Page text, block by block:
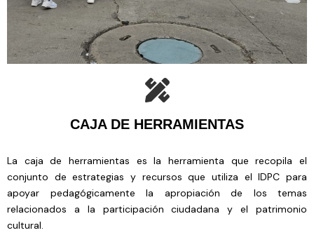
CAJA DE HERRAMIENTAS
La caja de herramientas es la herramienta que recopila el
conjunto de estrategias y recursos que utiliza el IDPC para
apoyar pedagógicamente la apropiación de los temas
relacionados a la participación ciudadana y el patrimonio
cultural.